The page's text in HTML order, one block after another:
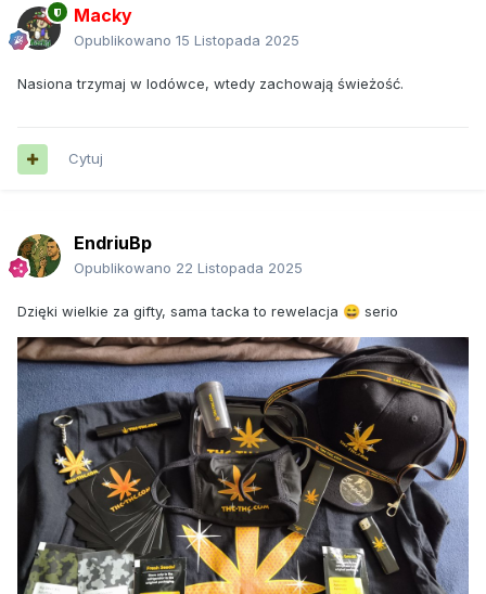
Macky
Opublikowano 15 Listopada 2025
Nasiona trzymaj w lodówce, wtedy zachowają świeżość.
Cytuj
EndriuBp
Opublikowano 22 Listopada 2025
Dzięki wielkie za gifty, sama tacka to rewelacja 😄 serio